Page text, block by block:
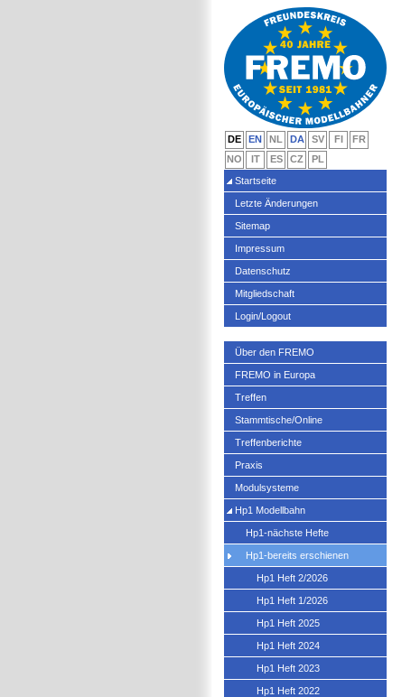
DE EN NL DA SV FI
FR
NO
IT ES CZ
PL
Startseite
Letzte Änderungen
Sitemap
Impressum
Datenschutz
Mitgliedschaft
Login/Logout
Über den FREMO
FREMO in Europa
Treffen
Stammtische/Online
Treffenberichte
Praxis
Modulsysteme
Hp1 Modellbahn
Hp1-nächste Hefte
Hp1-bereits erschienen
Hp1 Heft 2/2026
Hp1 Heft 1/2026
Hp1 Heft 2025
Hp1 Heft 2024
Hp1 Heft 2023
Hp1 Heft 2022